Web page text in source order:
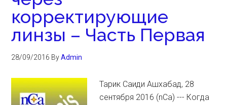
корректирующие
линзы – Часть Первая
28/09/2016 ByAdmin
Тарик Саиди Ашхабад, 28
сентября 2016 (nCa) --- Когда